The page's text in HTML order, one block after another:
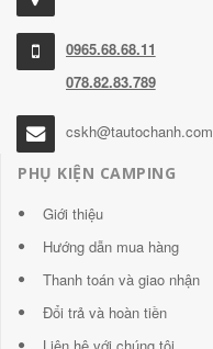
0965.68.68.11
078.82.83.789
cskh@tautochanh.com
PHỤ KIỆN CAMPING
Giới thiệu
Hướng dẫn mua hàng
Thanh toán và giao nhận
Đổi trả và hoàn tiền